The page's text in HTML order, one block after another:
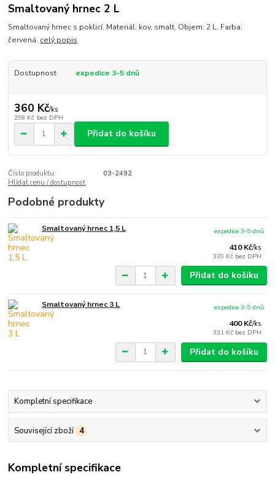
Smaltovaný hrnec 2 L
Smaltovaný hrnec s poklicí. Materiál: kov, smalt. Objem: 2 L. Farba:
červená. celý popis
Dostupnost expedice 3-5 dnů
360 Kč/ks
298 Kč bez DPH
Přidat do košíku
Číslo produktu:
03-2492
Hlídat cenu / dostupnost
Podobné produkty
Smaltovaný hrnec 1,5 L
410 Kč/ks
339 Kč bez DPH
expedice 3-5 dnů
Přidat do košíku
Smaltovaný hrnec 3 L
400 Kč/ks
331 Kč bez DPH
expedice 3-5 dnů
Přidat do košíku
Kompletní specifikace
Související zboží 4
Kompletní specifikace